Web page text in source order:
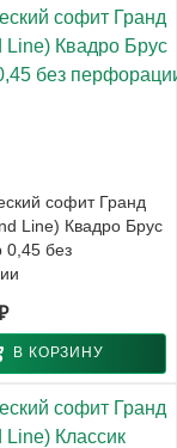
софит Гранд
Line) Квадро Брус
0,45 без
В КОРЗИНУ